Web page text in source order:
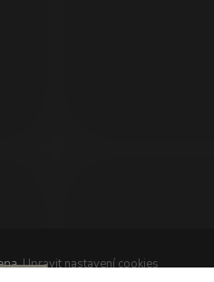
Upravit nastavení cookies